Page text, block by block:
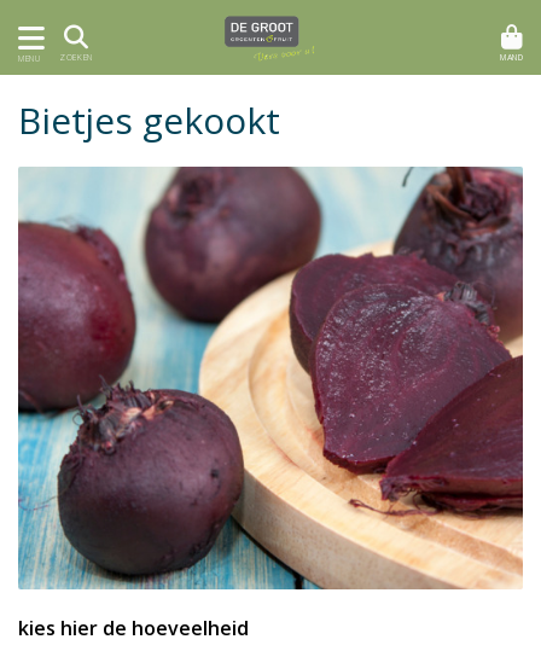
MENU ZOEKEN MAND
Bietjes gekookt
kies hier de hoeveelheid